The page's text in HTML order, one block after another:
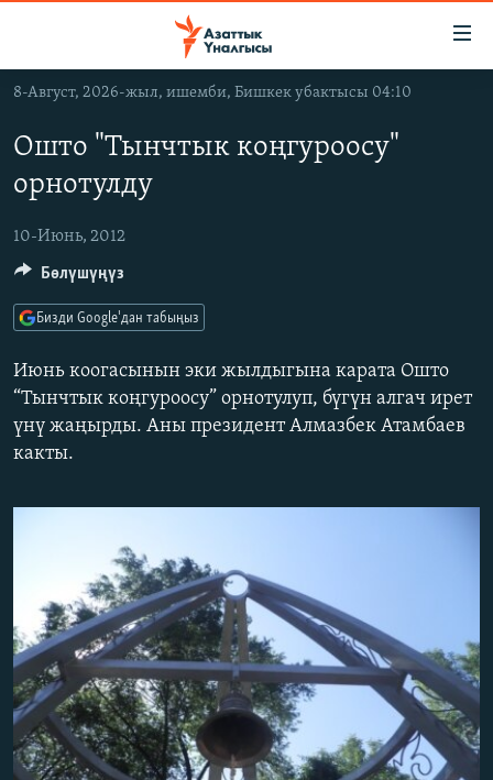
Навигацияга
өтүңүз
Издөөгө
салыңыз
КЫРГЫЗСТАН
КЫРГЫЗСТАН
САЯСАТ
ЭКОНОМИКА
МАДАНИЯТ
ДҮЙНӨ
ДҮЙНӨ
БОРБОР АЗИЯ
УКРАИНА
АТАЙЫН ИЛИКТӨӨ
ТВ ПРОГРАММАЛАР
ЭКСПЕРТТЕР ТАЛДАЙТ
БИЗ ЖАНА ДҮЙНӨ
ЫҢГАЙСЫЗ СУРООЛОР
ӨЗГӨЧӨ ПИКИР
Русский
ОНЛАЙН ШЕРИНЕ
ЭЕ/АРнун бардык сайттары
8-Август, 2026-жыл, ишемби, Бишкек убактысы 04:10
Ошто "Тынчтык коңгуроосу"
орнотулду
10-Июнь, 2012
Июнь коогасынын эки жылдыгына карата Ошто
“Тынчтык коңгуроосу” орнотулуп, бүгүн алгач ирет
үнү жаңырды. Аны президент Алмазбек Атамбаев
какты.
Бөлүшүңүз
Бизди Google'дан табыңыз